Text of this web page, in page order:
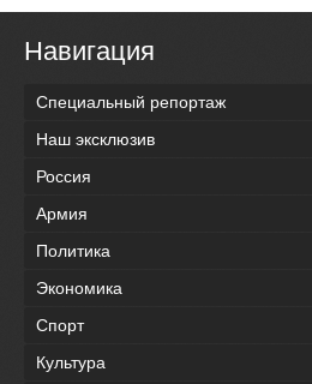
Навигация
Специальный репортаж
Наш эксклюзив
Россия
Армия
Политика
Экономика
Спорт
Культура